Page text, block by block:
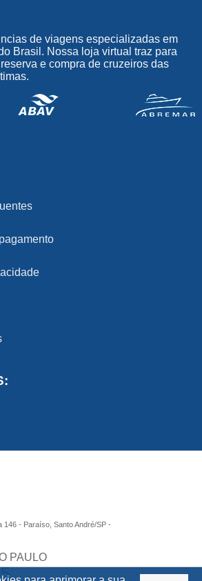
de viagens especializadas em
Brasil. Nossa loja virtual traz para
e compra de cruzeiros das
146 - Paraíso, Santo André/SP -
PAULO